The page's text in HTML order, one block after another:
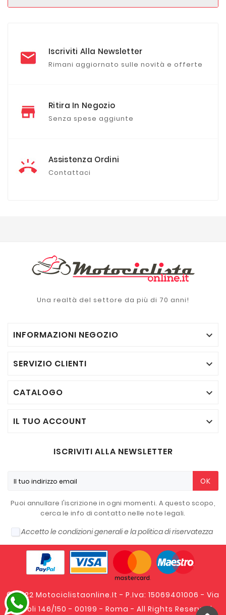
Iscriviti Alla Newsletter
Rimani aggiornato sulle novità e offerte
Ritira In Negozio
Senza spese aggiunte
Assistenza Ordini
Contattaci
Una realtà del settore da più di 70 anni!
INFORMAZIONI NEGOZIO 
SERVIZIO CLIENTI 
CATALOGO 
IL TUO ACCOUNT 
ISCRIVITI ALLA NEWSLETTER
OK
Puoi annullare l'iscrizione in ogni momenti. A questo scopo,
cerca le info di contatto nelle note legali.
Accetto le condizioni generali e la politica di riservatezza
© 2022 Motociclistaonline.it - P.Iva: 15069401006 - Via
Tripoli 146/150 - 00199 - Roma - All Rights Reserved.